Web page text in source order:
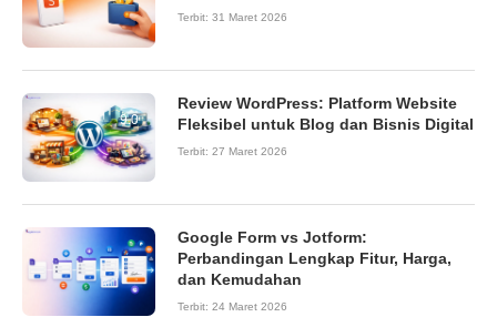
Terbit: 31 Maret 2026
9.0
Review WordPress: Platform Website
Fleksibel untuk Blog dan Bisnis Digital
Terbit: 27 Maret 2026
Google Form vs Jotform:
Perbandingan Lengkap Fitur, Harga,
dan Kemudahan
Terbit: 24 Maret 2026